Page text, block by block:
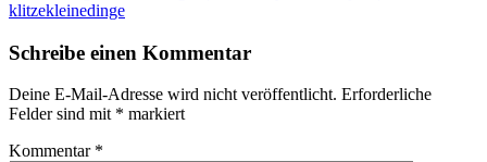
Leser-
Schreibe einen Kommentar
Deine E-Mail-Adresse wird nicht veröffentlicht. Erforderliche
Felder sind mit * markiert
Kommentar *